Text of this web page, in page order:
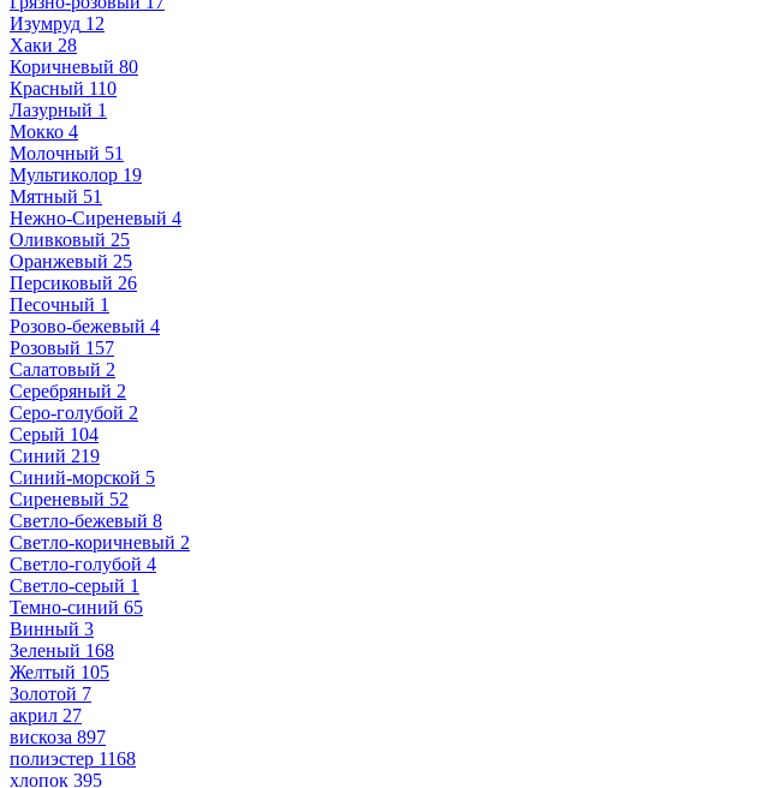
Изумруд 12
Хаки 28
Коричневый 80
Красный 110
Лазурный 1
Мокко 4
Молочный 51
Мультиколор 19
Мятный 51
Нежно-Сиреневый 4
Оливковый 25
Оранжевый 25
Персиковый 26
Песочный 1
Розово-бежевый 4
Розовый 157
Салатовый 2
Серебряный 2
Серо-голубой 2
Серый 104
Синий 219
Синий-морской 5
Сиреневый 52
Светло-бежевый 8
Светло-коричневый 2
Светло-голубой 4
Светло-серый 1
Темно-синий 65
Винный 3
Зеленый 168
Желтый 105
Золотой 7
акрил 27
вискоза 897
полиэстер 1168
хлопок 395